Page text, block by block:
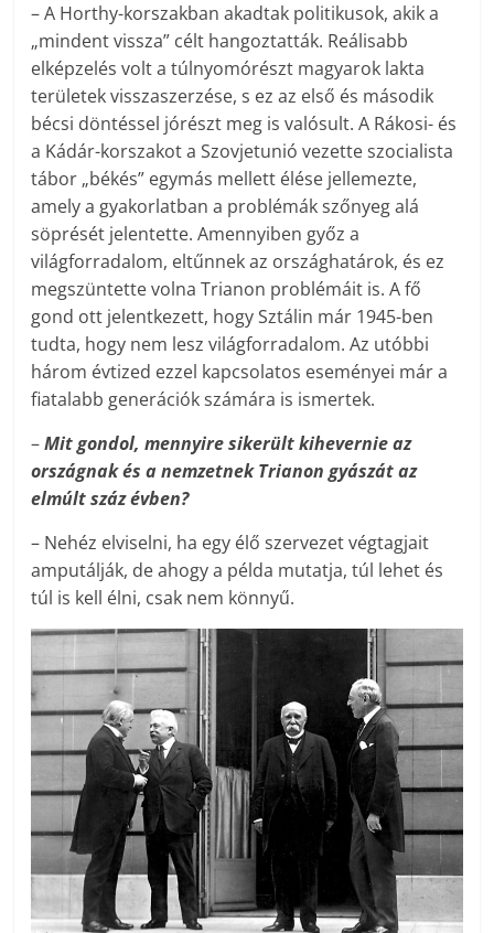
– A Horthy-korszakban akadtak politikusok, akik a
„mindent vissza” célt hangoztatták. Reálisabb
elképzelés volt a túlnyomórészt magyarok lakta
területek visszaszerzése, s ez az első és második
bécsi döntéssel jórészt meg is valósult. A Rákosi- és
a Kádár-korszakot a Szovjetunió vezette szocialista
tábor „békés” egymás mellett élése jellemezte,
amely a gyakorlatban a problémák szőnyeg alá
söprését jelentette. Amennyiben győz a
világforradalom, eltűnnek az országhatárok, és ez
megszüntette volna Trianon problémáit is. A fő
gond ott jelentkezett, hogy Sztálin már 1945-ben
tudta, hogy nem lesz világforradalom. Az utóbbi
három évtized ezzel kapcsolatos eseményei már a
fiatalabb generációk számára is ismertek.
–Mit gondol, mennyire sikerült kihevernie az
országnak és a nemzetnek Trianon gyászát az
elmúlt száz évben?
– Nehéz elviselni, ha egy élő szervezet végtagjait
amputálják, de ahogy a példa mutatja, túl lehet és
túl is kell élni, csak nem könnyű.